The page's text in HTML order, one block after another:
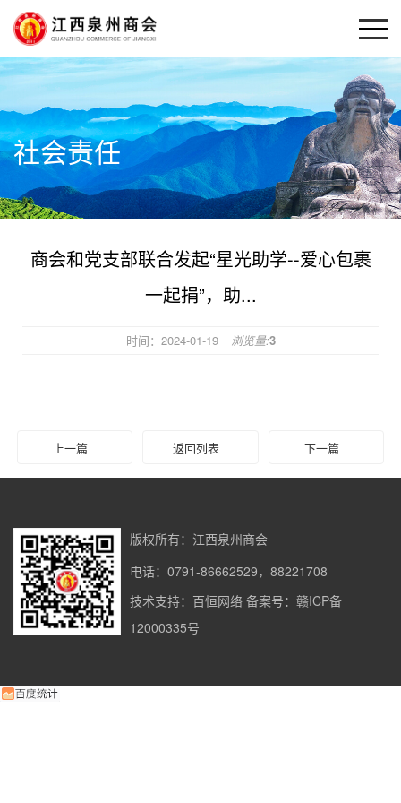
社会责任
商会和党支部联合发起“星光助学--爱心包裹
一起捐”，助...
时间：2024-01-19 浏览量:3
上一篇 返回列表 下一篇
版权所有：江西泉州商会
电话：0791-86662529，88221708
技术支持：百恒网络 备案号：赣ICP备
12000335号